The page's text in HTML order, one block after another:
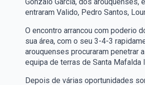
entraram Valido, Pedro Santos,
O encontro arrancou com poderio
sua área, com o seu 3-4-3
arouquenses procuraram penetrar
equipa de terras de Santa
Depois de várias oportunidades